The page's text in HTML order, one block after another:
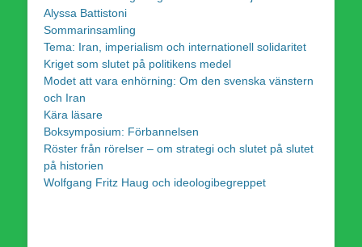
Alyssa Battistoni
Sommarinsamling
Tema: Iran, imperialism och internationell solidaritet
Kriget som slutet på politikens medel
Modet att vara enhörning: Om den svenska vänstern
och Iran
Kära läsare
Boksymposium: Förbannelsen
Röster från rörelser – om strategi och slutet på slutet
på historien
Wolfgang Fritz Haug och ideologibegreppet